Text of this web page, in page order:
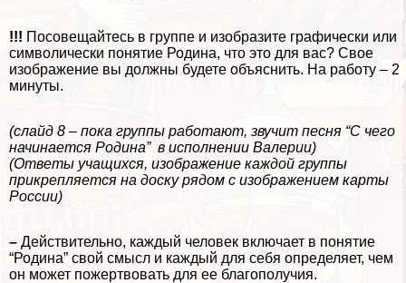
!!! Посовещайтесь в группе и изобразите графически или
символически понятие Родина, что это для вас? Свое
изображение вы должны будете объяснить. На работу – 2
минуты.
(слайд 8 – пока группы работают, звучит песня “С чего
начинается Родина” в исполнении Валерии)
(Ответы учащихся, изображение каждой группы
прикрепляется на доску рядом с изображением карты
России)
– Действительно, каждый человек включает в понятие
“Родина” свой смысл и каждый для себя определяет, чем
он может пожертвовать для ее благополучия.